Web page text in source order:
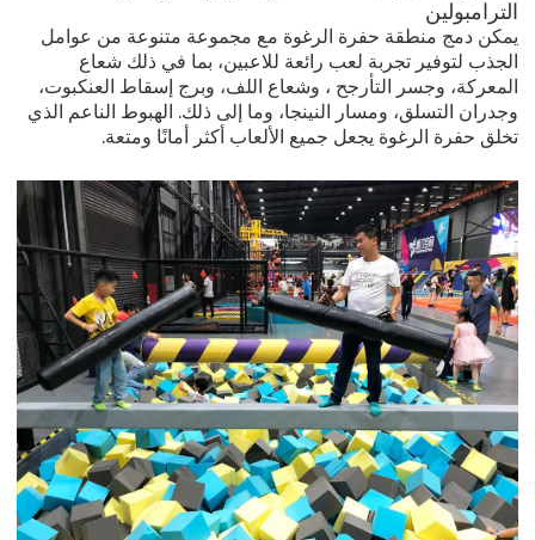
الترامبولين
يمكن دمج منطقة حفرة الرغوة مع مجموعة متنوعة من عوامل
الجذب لتوفير تجربة لعب رائعة للاعبين، بما في ذلك شعاع
المعركة، وجسر التأرجح ، وشعاع اللف، وبرج إسقاط العنكبوت،
وجدران التسلق، ومسار النينجا، وما إلى ذلك. الهبوط الناعم الذي
تخلق حفرة الرغوة يجعل جميع الألعاب أكثر أمانًا ومتعة.